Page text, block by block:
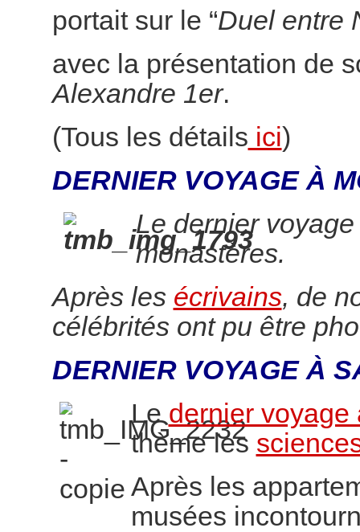
portait sur le “Duel entre
avec la présentation de
Alexandre 1er.
(Tous les détails ici)
DERNIER VOYAGE À
Le dernier
monastères.
Après les écrivains, de
célébrités ont pu être
DERNIER VOYAGE À
Ledernier voyage
thème les
Après les
musées